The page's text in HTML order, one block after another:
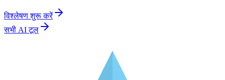
विश्लेषण शुरू करें
सभी AI टूल